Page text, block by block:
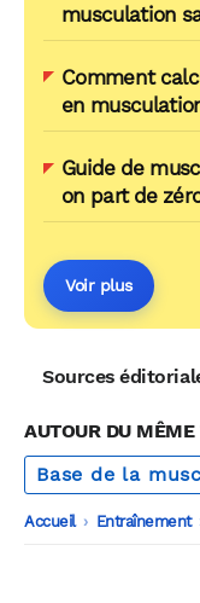
musculation
Comment
en
Guide de
on part de
Voir plus
Sources
AUTOUR DU
Base de la
Accueil -
Entraînement